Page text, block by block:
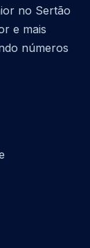
no Sertão
e mais
números